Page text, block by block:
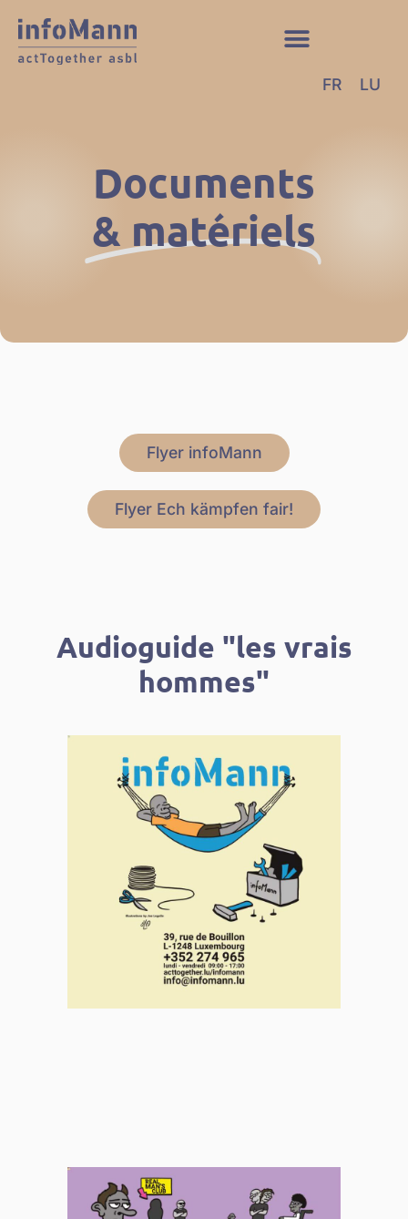
FR LU
Documents
& matériels
Flyer infoMann
Flyer Ech kämpfen fair!
Audioguide "les vrais
hommes"